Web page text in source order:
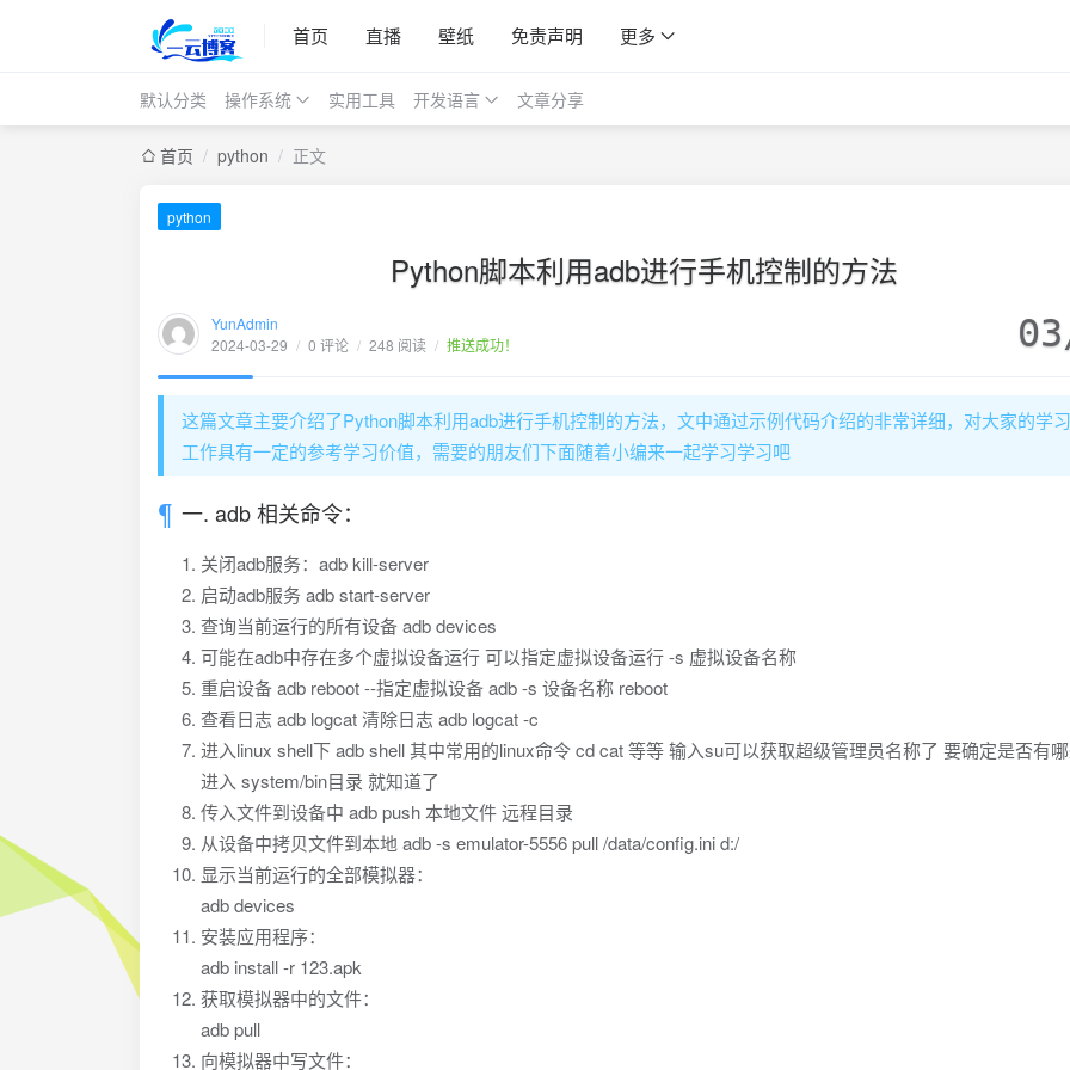
首页 直播 壁纸 免责声明 更多
默认分类 操作系统 实用工具 开发语言 文章分享
首页 / python / 正文
python
Python脚本利用adb进行手机控制的方法
YunAdmin
2024-03-29 / 0 评论 / 248 阅读 / 推送成功！
这篇文章主要介绍了Python脚本利用adb进行手机控制的方法，文中通过示例代码介绍的非常详细，对大家的学
工作具有一定的参考学习价值，需要的朋友们下面随着小编来一起学习学习吧
一. adb 相关命令：
关闭adb服务：adb kill-server
启动adb服务 adb start-server
查询当前运行的所有设备 adb devices
可能在adb中存在多个虚拟设备运行 可以指定虚拟设备运行 -s 虚拟设备名称
重启设备 adb reboot --指定虚拟设备 adb -s 设备名称 reboot
查看日志 adb logcat 清除日志 adb logcat -c
进入linux shell下 adb shell 其中常用的linux命令 cd cat 等等 输入su可以获取超级管理员名称了 要确定是否有
进入 system/bin目录 就知道了
传入文件到设备中 adb push 本地文件 远程目录
从设备中拷贝文件到本地 adb -s emulator-5556 pull /data/config.ini d:/
显示当前运行的全部模拟器：
adb devices
安装应用程序：
adb install -r 123.apk
获取模拟器中的文件：
adb pull
向模拟器中写文件：